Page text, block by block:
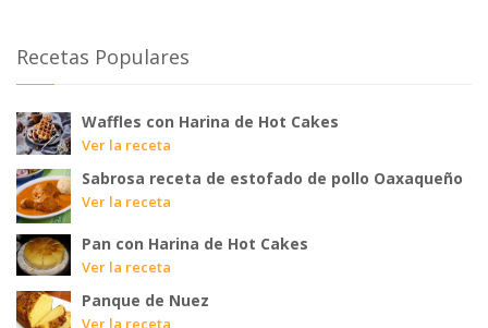
Recetas Populares
Waffles con Harina de Hot Cakes
Ver la receta
Sabrosa receta de estofado de pollo Oaxaqueño
Ver la receta
Pan con Harina de Hot Cakes
Ver la receta
Panque de Nuez
Ver la receta